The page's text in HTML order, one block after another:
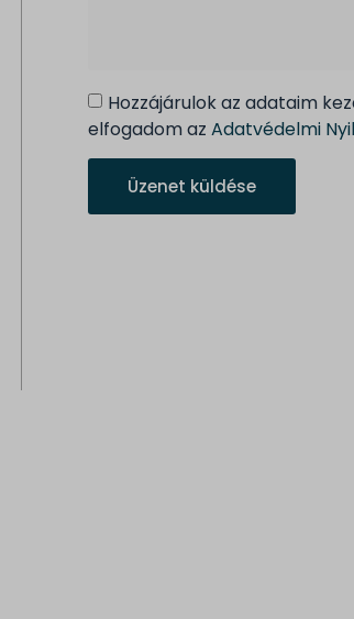
Hozzájárulok az adataim
elfogadom azAdatvédelmi
Üzenet küldése